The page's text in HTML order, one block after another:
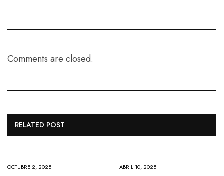
Comments are closed.
RELATED POST
OCTUBRE 2, 2025 ABRIL 10, 2025